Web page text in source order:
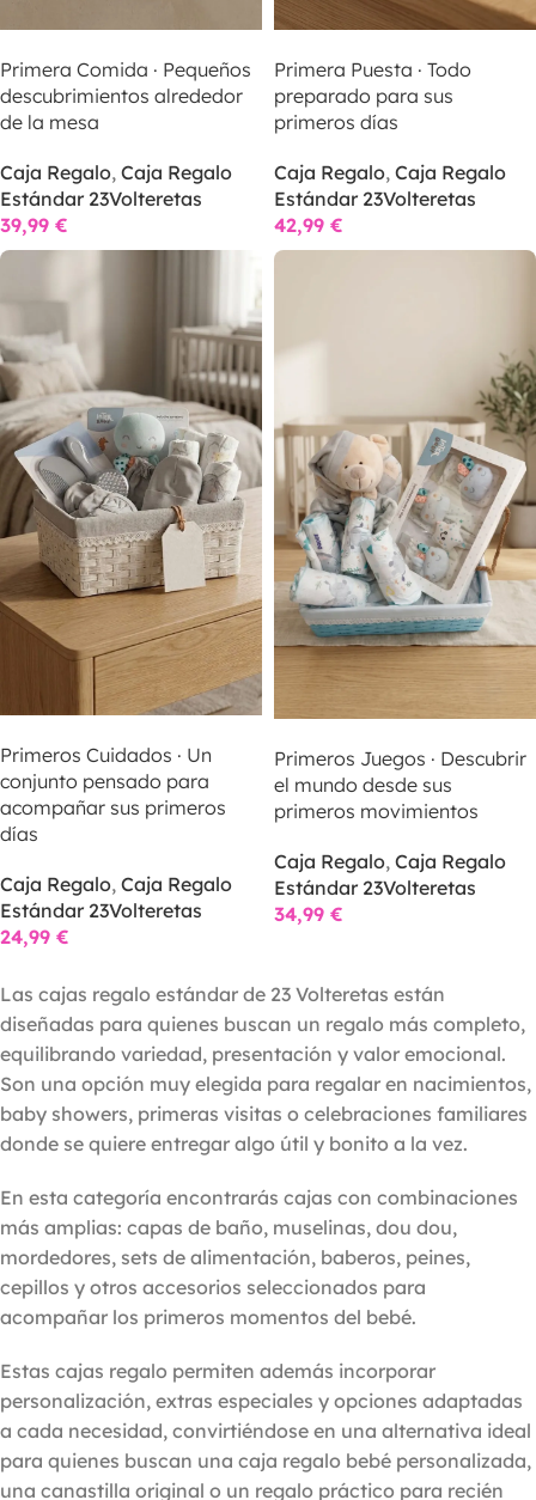
Primera Comida · Pequeños
descubrimientos alrededor
de la mesa
Caja Regalo, Caja Regalo
Estándar 23Volteretas
39,99 €
Primera Puesta · Todo
preparado para sus
primeros días
Caja Regalo, Caja Regalo
Estándar 23Volteretas
42,99 €
Primeros Cuidados · Un
conjunto pensado para
acompañar sus primeros
días
Caja Regalo, Caja Regalo
Estándar 23Volteretas
24,99 €
Primeros Juegos · Descubrir
el mundo desde sus
primeros movimientos
Caja Regalo, Caja Regalo
Estándar 23Volteretas
34,99 €
Las cajas regalo estándar de 23 Volteretas están
diseñadas para quienes buscan un regalo más completo,
equilibrando variedad, presentación y valor emocional.
Son una opción muy elegida para regalar en nacimientos,
baby showers, primeras visitas o celebraciones familiares
donde se quiere entregar algo útil y bonito a la vez.
En esta categoría encontrarás cajas con combinaciones
más amplias: capas de baño, muselinas, dou dou,
mordedores, sets de alimentación, baberos, peines,
cepillos y otros accesorios seleccionados para
acompañar los primeros momentos del bebé.
Estas cajas regalo permiten además incorporar
personalización, extras especiales y opciones adaptadas
a cada necesidad, convirtiéndose en una alternativa ideal
para quienes buscan una caja regalo bebé personalizada,
una canastilla original o un regalo práctico para recién